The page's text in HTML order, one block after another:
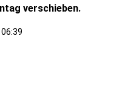
verschieben.